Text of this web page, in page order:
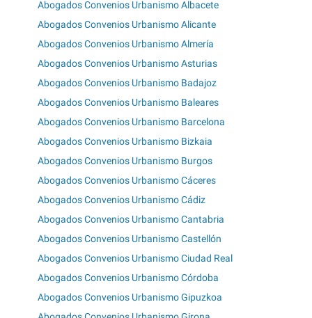
Abogados Convenios Urbanismo Albacete
Abogados Convenios Urbanismo Alicante
Abogados Convenios Urbanismo Almería
Abogados Convenios Urbanismo Asturias
Abogados Convenios Urbanismo Badajoz
Abogados Convenios Urbanismo Baleares
Abogados Convenios Urbanismo Barcelona
Abogados Convenios Urbanismo Bizkaia
Abogados Convenios Urbanismo Burgos
Abogados Convenios Urbanismo Cáceres
Abogados Convenios Urbanismo Cádiz
Abogados Convenios Urbanismo Cantabria
Abogados Convenios Urbanismo Castellón
Abogados Convenios Urbanismo Ciudad Real
Abogados Convenios Urbanismo Córdoba
Abogados Convenios Urbanismo Gipuzkoa